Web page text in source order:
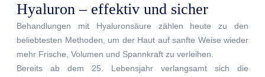
Hyaluron – effektiv und sicher
Behandlungen mit Hyaluronsäure zählen heute zu den
beliebtesten Methoden, um der Haut auf sanfte Weise wieder
mehr Frische, Volumen und Spannkraft zu verleihen.
Bereits ab dem 25. Lebensjahr verlangsamt sich die